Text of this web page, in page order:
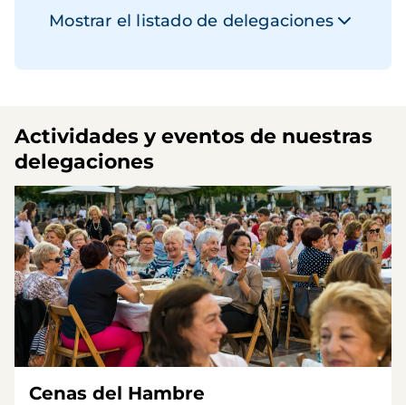
Mostrar el listado de delegaciones
Actividades y eventos de nuestras
delegaciones
Cenas del Hambre